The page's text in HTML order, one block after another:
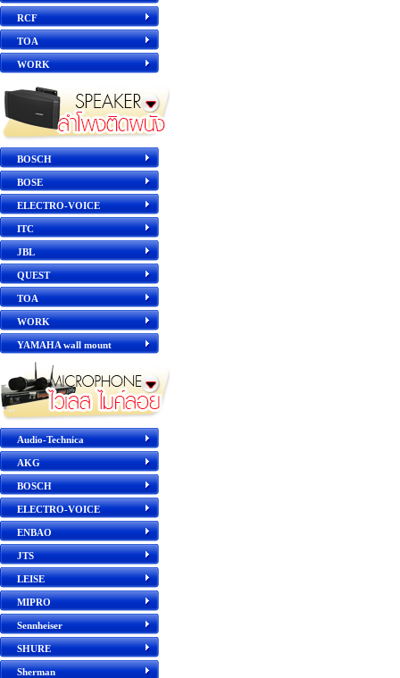
RCF
TOA
WORK
BOSCH
BOSE
ELECTRO-VOICE
ITC
JBL
QUEST
TOA
WORK
YAMAHA wall mount
Audio-Technica
AKG
BOSCH
ELECTRO-VOICE
ENBAO
JTS
LEISE
MIPRO
Sennheiser
SHURE
Sherman